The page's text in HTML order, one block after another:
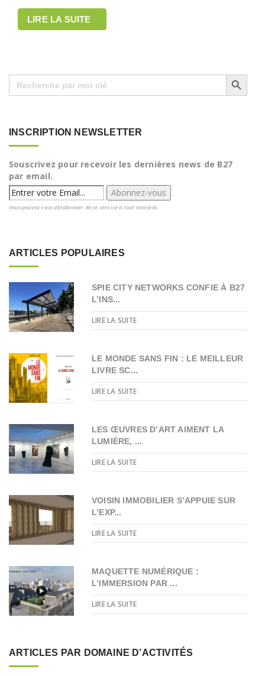
LIRE LA SUITE
Search
for:
Search Button
INSCRIPTION NEWSLETTER
Souscrivez pour recevoir les dernières news de B27
par email.
Vous pouvez vous désabonner de ce service à tout moment.
ARTICLES POPULAIRES
SPIE CITY NETWORKS CONFIE À B27
L’INS...
LIRE LA SUITE
LE MONDE SANS FIN : LE MEILLEUR
LIVRE SC...
LIRE LA SUITE
LES ŒUVRES D’ART AIMENT LA
LUMIÈRE, ...
LIRE LA SUITE
VOISIN IMMOBILIER S’APPUIE SUR
L’EXP...
LIRE LA SUITE
MAQUETTE NUMÉRIQUE :
L’IMMERSION PAR ...
LIRE LA SUITE
ARTICLES PAR DOMAINE D’ACTIVITÉS